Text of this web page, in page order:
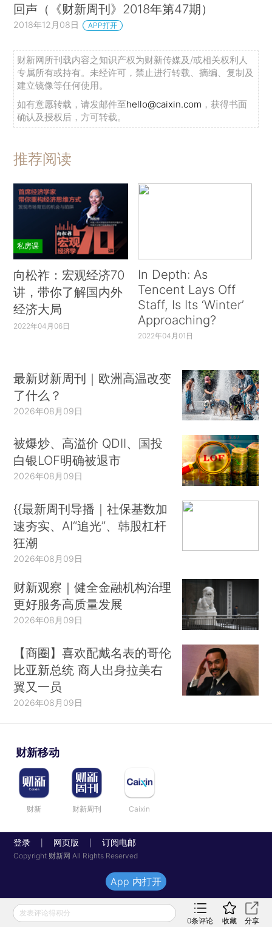
回声（《财新周刊》2018年第47期）
2018年12月08日 APP打开
财新网所刊载内容之知识产权为财新传媒及/或相关权利人
专属所有或持有。未经许可，禁止进行转载、摘编、复制及
建立镜像等任何使用。
如有意愿转载，请发邮件至hello@caixin.com ，获得书面
确认及授权后，方可转载。
推荐阅读
私房课
向松祚：宏观经济70
讲，带你了解国内外
经济大局
2022年04月06日
In Depth: As
Tencent Lays Off
Staff, Is Its ‘Winter’
Approaching?
2022年04月01日
最新财新周刊｜欧洲高温改变
了什么？
2026年08月09日
被爆炒、高溢价 QDII、国投
白银LOF明确被退市
2026年08月09日
{{最新周刊导播｜社保基数加
速夯实、AI“追光”、韩股杠杆
狂潮
2026年08月09日
财新观察｜健全金融机构治理
更好服务高质量发展
2026年08月09日
【商圈】喜欢配戴名表的哥伦
比亚新总统 商人出身拉美右
翼又一员
2026年08月09日
财新移动
财新 财新周刊 Caixin
登录 网页版 订阅电邮
Copyright 财新网 All Rights Reserved
发表评论得积分
0条评论 收藏 分享
App 内打开